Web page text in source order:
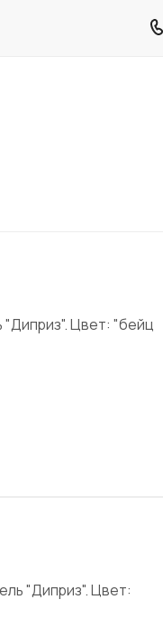
"Диприз". Цвет: "бейц
"Диприз". Цвет: